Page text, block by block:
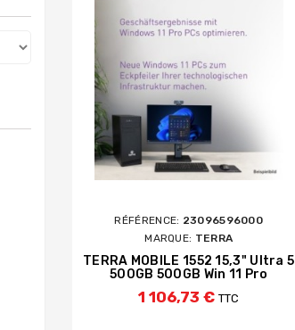
RÉFÉRENCE: 23096596000
MARQUE: TERRA
TERRA MOBILE 1552 15,3" Ultra 5
500GB 500GB Win 11 Pro
1 106,73 €TTC